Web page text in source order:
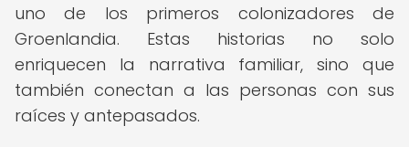
uno de los primeros colonizadores de
Groenlandia. Estas historias no solo
enriquecen la narrativa familiar, sino que
también conectan a las personas con sus
raíces y antepasados.